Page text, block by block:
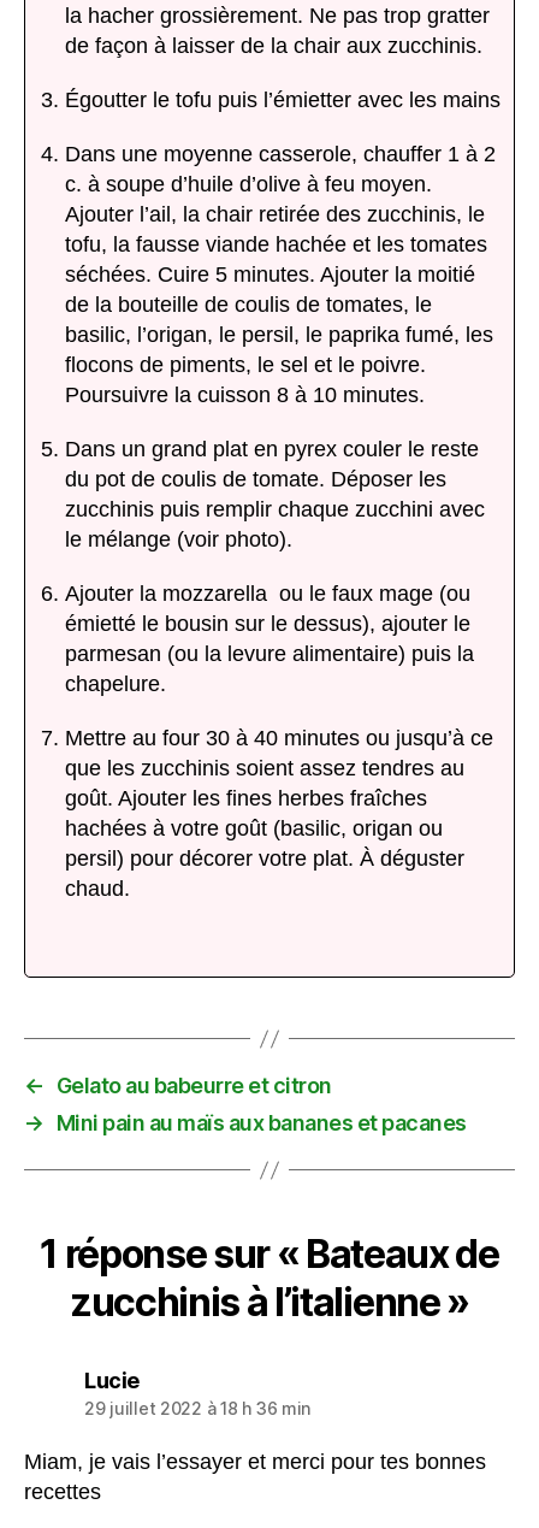
la hacher grossièrement. Ne pas trop gratter
de façon à laisser de la chair aux zucchinis.
Égoutter le tofu puis l’émietter avec les mains
Dans une moyenne casserole, chauffer 1 à 2
c. à soupe d’huile d’olive à feu moyen.
Ajouter l’ail, la chair retirée des zucchinis, le
tofu, la fausse viande hachée et les tomates
séchées. Cuire 5 minutes. Ajouter la moitié
de la bouteille de coulis de tomates, le
basilic, l’origan, le persil, le paprika fumé, les
flocons de piments, le sel et le poivre.
Poursuivre la cuisson 8 à 10 minutes.
Dans un grand plat en pyrex couler le reste
du pot de coulis de tomate. Déposer les
zucchinis puis remplir chaque zucchini avec
le mélange (voir photo).
Ajouter la mozzarella ou le faux mage (ou
émietté le bousin sur le dessus), ajouter le
parmesan (ou la levure alimentaire) puis la
chapelure.
Mettre au four 30 à 40 minutes ou jusqu’à ce
que les zucchinis soient assez tendres au
goût. Ajouter les fines herbes fraîches
hachées à votre goût (basilic, origan ou
persil) pour décorer votre plat. À déguster
chaud.
←
Gelato au babeurre et citron
→
Mini pain au maïs aux bananes et pacanes
1 réponse sur « Bateaux de
zucchinis à l’italienne »
Luciedit :
29 juillet 2022 à 18 h 36 min
Miam, je vais l’essayer et merci pour tes bonnes
recettes